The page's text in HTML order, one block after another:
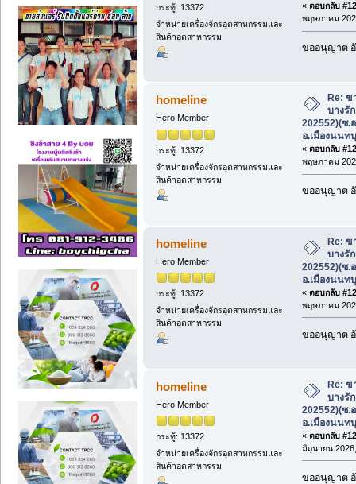
กระทู้: 13372
จำหน่ายเครื่องจักรอุตสาหกรรมและ
สินค้าอุตสาหกรรม
« ตอบกลับ
พฤษภาคม
ขออนุญาต
homeline
Hero Member
กระทู้: 13372
จำหน่ายเครื่องจักรอุตสาหกรรมและ
สินค้าอุตสาหกรรม
Re:
บางรั
202552)(ซ.
อ.เมืองนนท
« ตอบกลับ
พฤษภาคม
ขออนุญาต
homeline
Hero Member
กระทู้: 13372
จำหน่ายเครื่องจักรอุตสาหกรรมและ
สินค้าอุตสาหกรรม
Re: ข
บางรั
202552)(ซ.
อ.เมืองนนท
« ตอบกลับ
พฤษภาคม
ขออนุญาต
homeline
Hero Member
กระทู้: 13372
จำหน่ายเครื่องจักรอุตสาหกรรมและ
สินค้าอุตสาหกรรม
Re: ข
บางรั
202552)(ซ.
อ.เมืองนนท
« ตอบกลับ
มิถุนายน
ขออนุญาต